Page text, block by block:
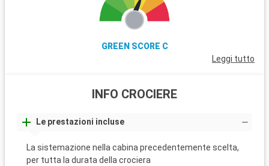
GREEN SCORE C
Leggi tutto
INFO CROCIERE
Le prestazioni incluse
La sistemazione nella cabina precedentemente scelta,
per tutta la durata della crociera